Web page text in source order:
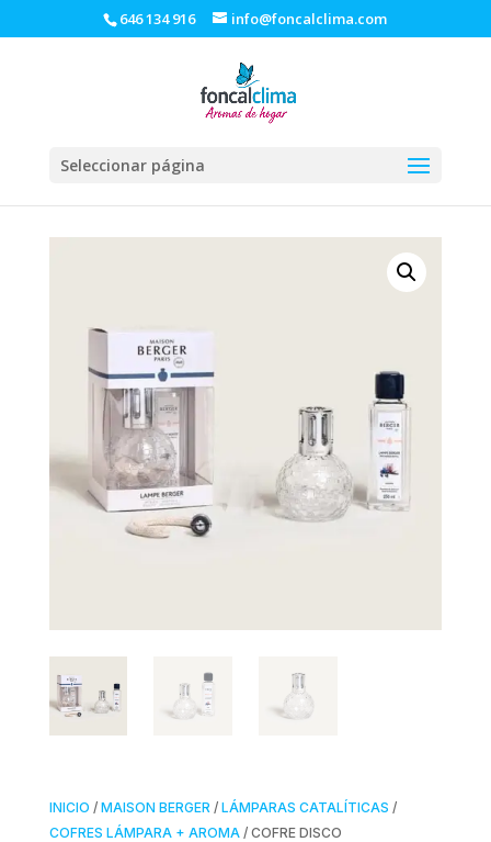
646 134 916 info@foncalclima.com
Seleccionar página
INICIO / MAISON BERGER / LÁMPARAS CATALÍTICAS /
COFRES LÁMPARA + AROMA/ COFRE DISCO